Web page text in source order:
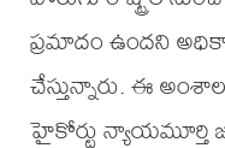
ప్రమాదం ఉందని
చేస్తున్నారు. ఈ
హైకోర్టు న్యాయమూర్తి